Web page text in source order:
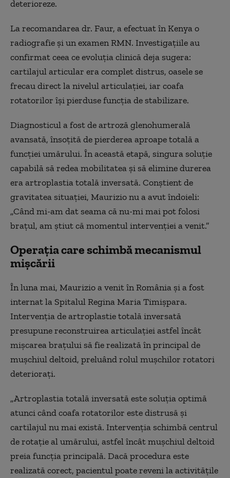
deterioreze.
La recomandarea dr. Faur, a efectuat în Kenya o
radiografie și un examen RMN. Investigațiile au
confirmat ceea ce evoluția clinică deja sugera:
cartilajul articular era complet distrus, oasele se
frecau direct la nivelul articulației, iar coafa
rotatorilor își pierduse funcția de stabilizare.
Diagnosticul a fost de artroză glenohumerală
avansată, însoțită de pierderea aproape totală a
funcției umărului. În această etapă, singura soluție
capabilă să redea mobilitatea și să elimine durerea
era artroplastia totală inversată. Conștient de
gravitatea situației, Maurizio nu a avut îndoieli:
„Când mi-am dat seama că nu-mi mai pot folosi
brațul, am știut că momentul intervenției a venit.”
Operația care schimbă mecanismul
mișcării
În luna mai, Maurizio a venit în România și a fost
internat la Spitalul Regina Maria Timișpara.
Intervenția de artroplastie totală inversată
presupune reconstruirea articulației astfel încât
mișcarea brațului să fie realizată în principal de
mușchiul deltoid, preluând rolul mușchilor rotatori
deteriorați.
„Artroplastia totală inversată este soluția optimă
atunci când coafa rotatorilor este distrusă și
cartilajul nu mai există. Intervenția schimbă centrul
de rotație al umărului, astfel încât mușchiul deltoid
preia funcția principală. Dacă procedura este
realizată corect, pacientul poate reveni la activitățile